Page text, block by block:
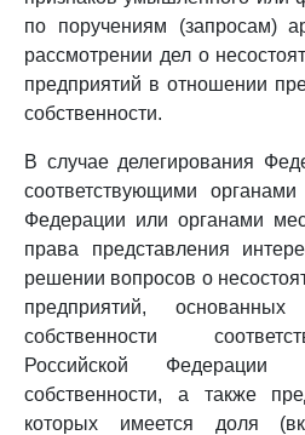
по поручениям (запросам)
рассмотрении дел о
предприятий в отношении
собственности.
В случае делегирования
соответствующими органами
Федерации или органами
права представления
решении вопросов о
предприятий, основанных
собственности
Российской Федерации
собственности, а также
которых имеется доля